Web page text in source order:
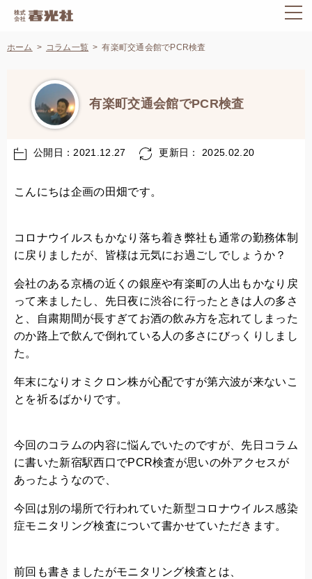
ホーム コラム一覧 有楽町交通会館でPCR検査
有楽町交通会館でPCR検査
公開日：2021.12.27 更新日： 2025.02.20
こんにちは企画の田畑です。
コロナウイルスもかなり落ち着き弊社も通常の勤務体制
に戻りましたが、皆様は元気にお過ごしでしょうか？
会社のある京橋の近くの銀座や有楽町の人出もかなり戻
って来ましたし、先日夜に渋谷に行ったときは人の多さ
と、自粛期間が長すぎてお酒の飲み方を忘れてしまった
のか路上で飲んで倒れている人の多さにびっくりしまし
た。
年末になりオミクロン株が心配ですが第六波が来ないこ
とを祈るばかりです。
今回のコラムの内容に悩んでいたのですが、先日コラム
に書いた新宿駅西口でPCR検査が思いの外アクセスが
あったようなので、
今回は別の場所で行われていた新型コロナウイルス感染
症モニタリング検査について書かせていただきます。
前回も書きましたがモニタリング検査とは、